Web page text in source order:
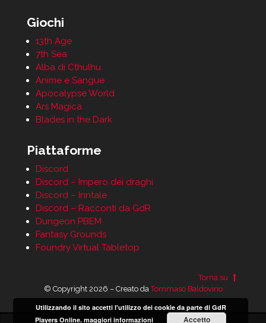
Giochi
13th Age
7th Sea
Alba di Cthulhu
Anime e Sangue
Apocalypse World
Ars Magica
Blades in the Dark
Piattaforme
Discord
Discord – Impero dei draghi
Discord – Inntale
Discord – Racconti da GdR
Dungeon PBEM
Fantasy Grounds
Foundry Virtual Tabletop
Torna su
© Copyright 2026 – Creato daTommaso Baldovino
Utilizzando il sito accetti l'utilizzo dei cookie da parte di GdR
Players Online.maggiori informazioni Accetto